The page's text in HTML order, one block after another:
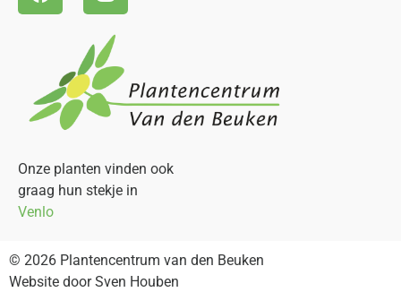
Onze planten vinden ook
graag hun stekje in
Venlo
© 2026 Plantencentrum van den Beuken
Website door Sven Houben